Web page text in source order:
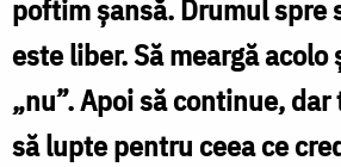
poftim şansă. Drumul spre
este liber. Să meargă acolo
„nu”. Apoi să continue,
să lupte pentru ceea ce